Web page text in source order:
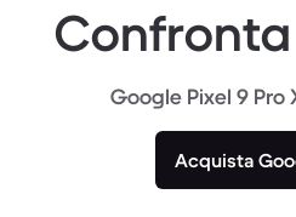
Google Pixel 9 Pro
Acquista